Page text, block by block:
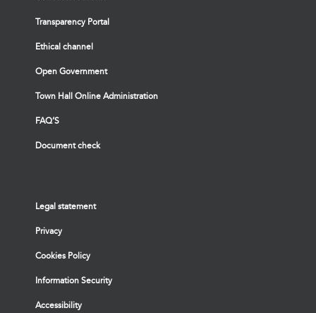
Transparency Portal
Ethical channel
Open Government
Town Hall Online Administration
FAQ’S
Document check
Legal statement
Privacy
Cookies Policy
Information Security
Accessibility